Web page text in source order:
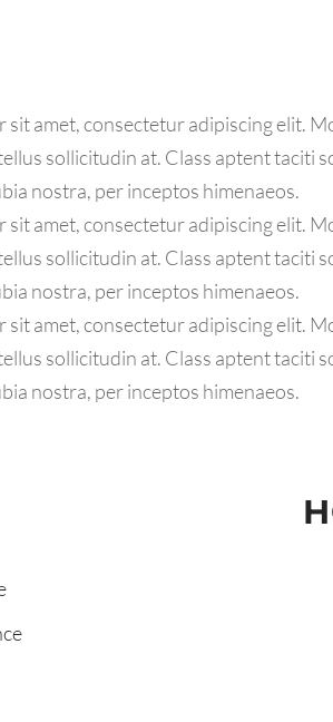
sit amet, consectetur adipiscing elit.
sollicitudin at. Class aptent taciti
nostra, per inceptos himenaeos.
sit amet, consectetur adipiscing elit.
sollicitudin at. Class aptent taciti
nostra, per inceptos himenaeos.
sit amet, consectetur adipiscing elit.
sollicitudin at. Class aptent taciti
nostra, per inceptos himenaeos.